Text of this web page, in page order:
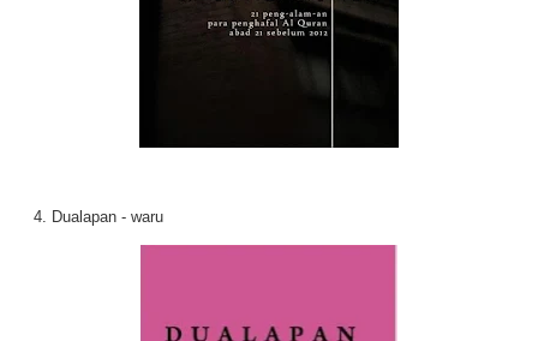
4. Dualapan - waru